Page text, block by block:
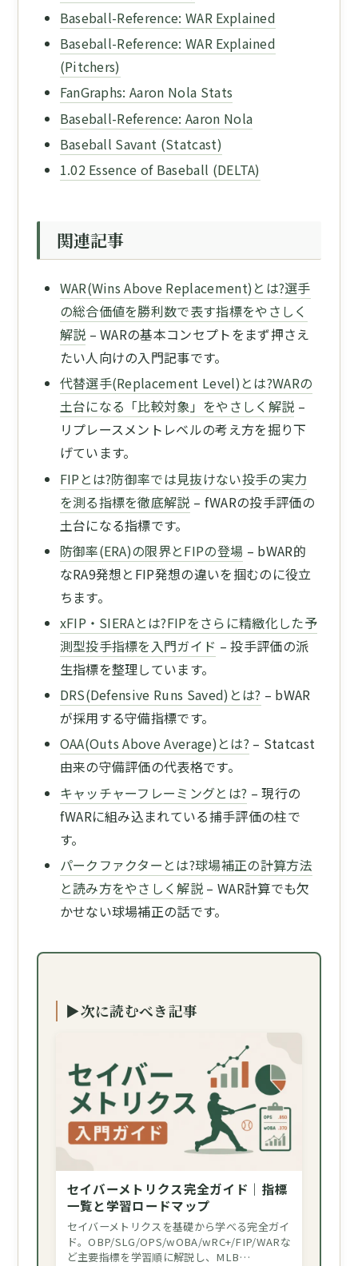
Baseball-Reference: WAR Explained
Baseball-Reference: WAR Explained
(Pitchers)
FanGraphs: Aaron Nola Stats
Baseball-Reference: Aaron Nola
Baseball Savant (Statcast)
1.02 Essence of Baseball (DELTA)
関連記事
WAR(Wins Above Replacement)とは?選手
の総合価値を勝利数で表す指標をやさしく
解説 – WARの基本コンセプトをまず押さえ
たい人向けの入門記事です。
代替選手(Replacement Level)とは?WARの
土台になる「比較対象」をやさしく解説 –
リプレースメントレベルの考え方を掘り下
げています。
FIPとは?防御率では見抜けない投手の実力
を測る指標を徹底解説 – fWARの投手評価の
土台になる指標です。
防御率(ERA)の限界とFIPの登場 – bWAR的
なRA9発想とFIP発想の違いを掴むのに役立
ちます。
xFIP・SIERAとは?FIPをさらに精緻化した予
測型投手指標を入門ガイド – 投手評価の派
生指標を整理しています。
DRS(Defensive Runs Saved)とは? – bWAR
が採用する守備指標です。
OAA(Outs Above Average)とは? – Statcast
由来の守備評価の代表格です。
キャッチャーフレーミングとは? – 現行の
fWARに組み込まれている捕手評価の柱で
す。
パークファクターとは?球場補正の計算方法
と読み方をやさしく解説 – WAR計算でも欠
かせない球場補正の話です。
▶次に読むべき記事
セイバーメトリクス完全ガイド｜指標
一覧と学習ロードマップ
セイバーメトリクスを基礎から学べる完全ガイ
ド。OBP/SLG/OPS/wOBA/wRC+/FIP/WARな
ど主要指標を学習順に解説し、MLB…